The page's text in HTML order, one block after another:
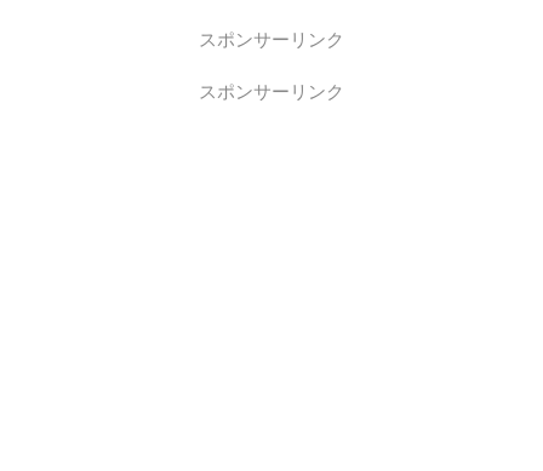
スポンサーリンク
スポンサーリンク